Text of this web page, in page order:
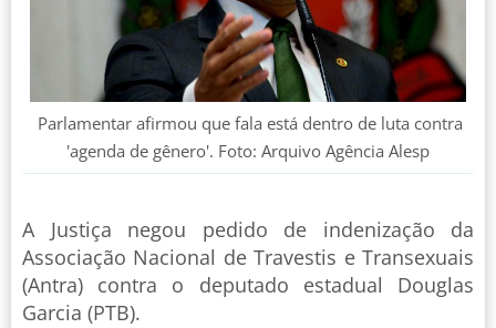
Parlamentar afirmou que fala está dentro de luta contra
'agenda de gênero'. Foto: Arquivo Agência Alesp
A Justiça negou pedido de indenização da
Associação Nacional de Travestis e Transexuais
(Antra) contra o deputado estadual Douglas
Garcia (PTB).